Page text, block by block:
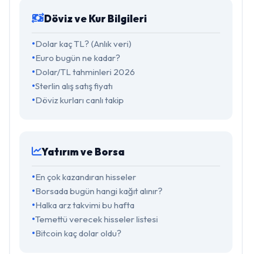
Döviz ve Kur Bilgileri
Dolar kaç TL? (Anlık veri)
Euro bugün ne kadar?
Dolar/TL tahminleri 2026
Sterlin alış satış fiyatı
Döviz kurları canlı takip
Yatırım ve Borsa
En çok kazandıran hisseler
Borsada bugün hangi kağıt alınır?
Halka arz takvimi bu hafta
Temettü verecek hisseler listesi
Bitcoin kaç dolar oldu?